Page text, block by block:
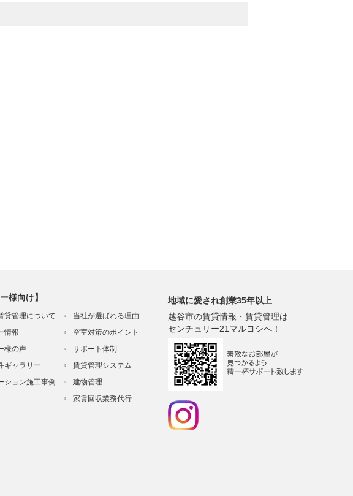
様向け】
貸管理について
情報
様の声
ギャラリー
ション施工事例
当社が選ばれる理由
空室対策のポイント
サポート体制
賃貸管理システム
建物管理
家賃回収業務代行
地域に愛され創業35年以上
越谷市の賃貸情報・賃貸管理は
センチュリー21マルヨシへ！